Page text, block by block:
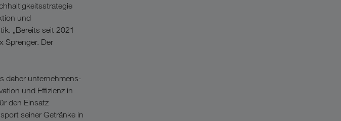
und
„Bereits seit 2021
Sprenger. Der
daher unternehmens-
und Effizienz in
den Einsatz
seiner Getränke in